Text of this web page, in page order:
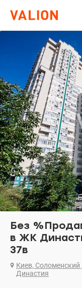
Без
в ЖК
37в
Киев,
Династия